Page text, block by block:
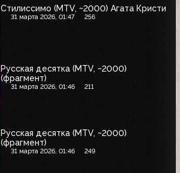
Стилиссимо (MTV, ~2000) Агата Кристи
31 марта 2026, 01:47 256
Русская десятка (MTV, ~2000)
(фрагмент)
31 марта 2026, 01:46 211
Русская десятка (MTV, ~2000)
(фрагмент)
31 марта 2026, 01:46 249